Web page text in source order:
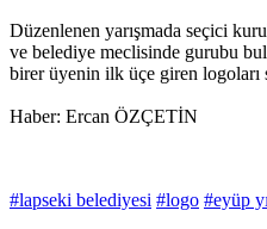
Düzenlenen yarışmada seçici
ve belediye meclisinde gurubu
birer üyenin ilk üçe giren logoları
Haber: Ercan ÖZÇETİN
#lapseki belediyesi #logo #eyüp